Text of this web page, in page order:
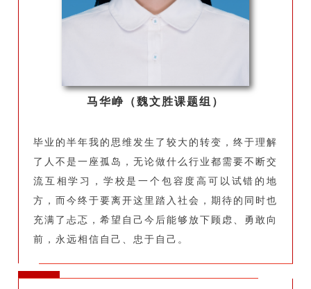
马华峥（魏文胜课题组）
毕业的半年我的思维发生了较大的转变，终于理解
了人不是一座孤岛，无论做什么行业都需要不断交
流互相学习，学校是一个包容度高可以试错的地
方，而今终于要离开这里踏入社会，期待的同时也
充满了忐忑，希望自己今后能够放下顾虑、勇敢向
前，永远相信自己、忠于自己。